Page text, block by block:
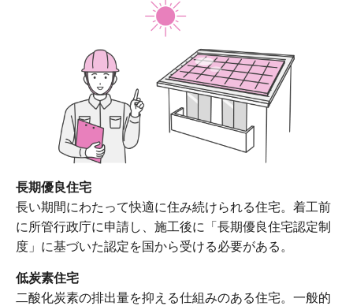
長期優良住宅
長い期間にわたって快適に住み続けられる住宅。着工前
に所管行政庁に申請し、施工後に「長期優良住宅認定制
度」に基づいた認定を国から受ける必要がある。
低炭素住宅
二酸化炭素の排出量を抑える仕組みのある住宅。一般的